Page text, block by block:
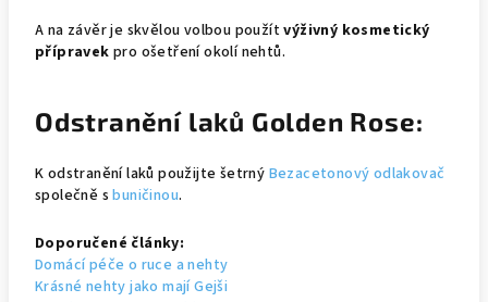
A na závěr je skvělou volbou použítvýživný kosmetický
přípravekpro ošetření okolí nehtů.
Odstranění laků Golden Rose:
K odstranění laků použijte šetrný Bezacetonový odlakovač
společně sbuničinou.
Doporučené články:
Domácí péče o ruce a nehty
Krásné nehty jako mají Gejši